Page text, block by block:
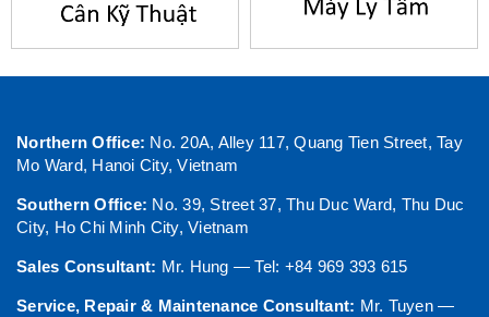
Northern Office: No. 20A, Alley 117, Quang Tien Street, Tay
Mo Ward, Hanoi City, Vietnam
Southern Office: No. 39, Street 37, Thu Duc Ward, Thu Duc
City, Ho Chi Minh City, Vietnam
Sales Consultant: Mr. Hung — Tel: +84 969 393 615
Service, Repair & Maintenance Consultant: Mr. Tuyen —